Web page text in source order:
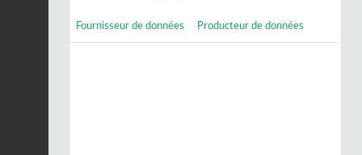
Fournisseur de données Producteur de données